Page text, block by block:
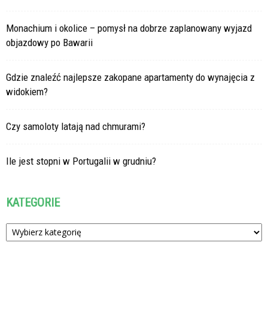
Monachium i okolice – pomysł na dobrze zaplanowany wyjazd
objazdowy po Bawarii
Gdzie znaleźć najlepsze zakopane apartamenty do wynajęcia z
widokiem?
Czy samoloty latają nad chmurami?
Ile jest stopni w Portugalii w grudniu?
KATEGORIE
Kategorie